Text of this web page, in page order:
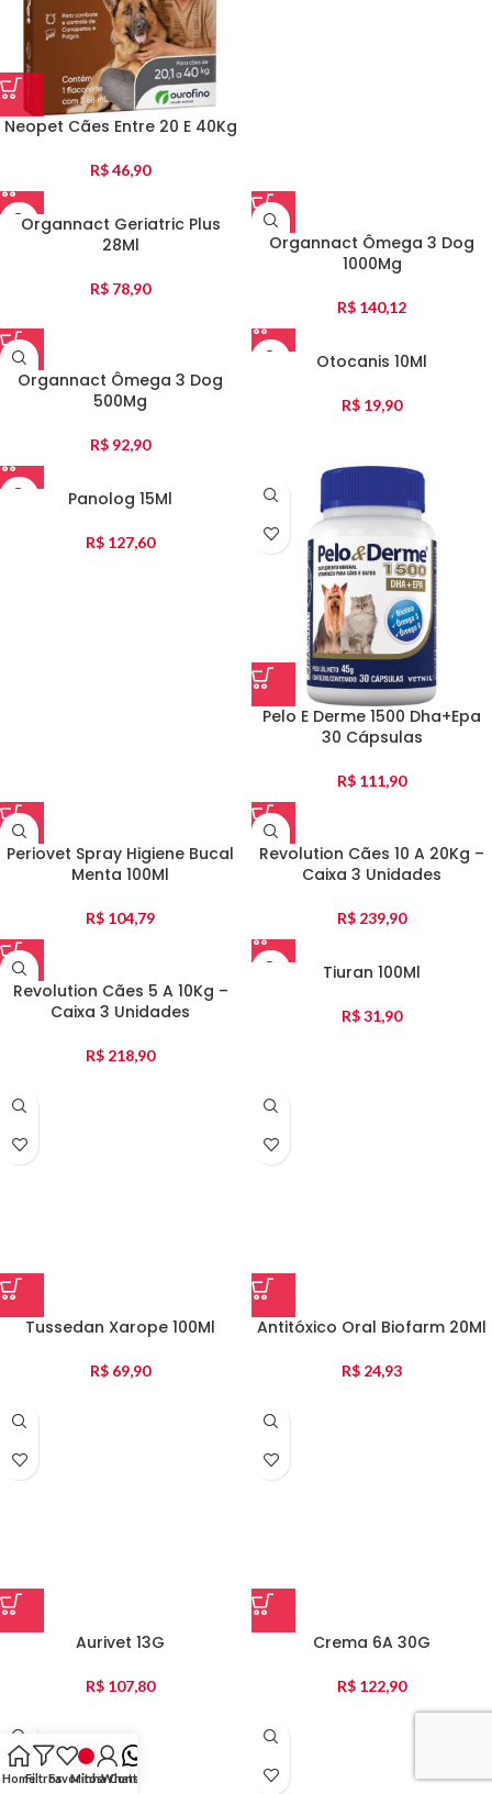
Neopet Cães Entre 20 E 40Kg
R$46,90
Organnact Geriatric Plus
28Ml
R$ 78,90
Organnact Ômega 3 Dog
1000Mg
R$ 140,12
Organnact Ômega 3 Dog
500Mg
R$ 92,90
Otocanis 10Ml
R$ 19,90
Panolog 15Ml
R$ 127,60
Pelo E Derme 1500 Dha+Epa
30 Cápsulas
R$ 111,90
Periovet Spray Higiene Bucal
Menta 100Ml
R$ 104,79
Revolution Cães 10 A 20Kg –
Caixa 3 Unidades
R$ 239,90
Revolution Cães 5 A 10Kg –
Caixa 3 Unidades
R$ 218,90
Tiuran 100Ml
R$31,90
Tussedan Xarope 100Ml
R$ 69,90
Antitóxico Oral Biofarm 20Ml
R$ 24,93
Aurivet 13G
R$ 107,80
Crema 6A 30G
R$ 122,90
HomeFiltrosFavoritos
Minha Conta
WhatsApp